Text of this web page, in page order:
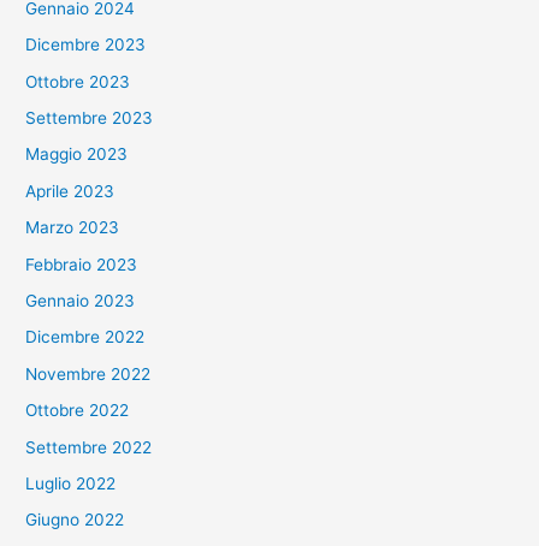
Gennaio 2024
Dicembre 2023
Ottobre 2023
Settembre 2023
Maggio 2023
Aprile 2023
Marzo 2023
Febbraio 2023
Gennaio 2023
Dicembre 2022
Novembre 2022
Ottobre 2022
Settembre 2022
Luglio 2022
Giugno 2022